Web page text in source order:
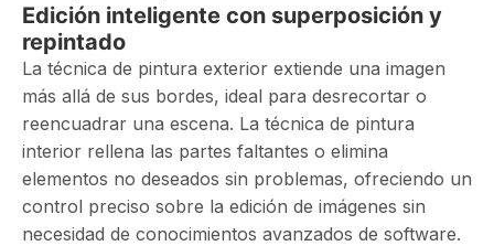
Edición inteligente con superposición y
repintado
La técnica de pintura exterior extiende una imagen
más allá de sus bordes, ideal para desrecortar o
reencuadrar una escena. La técnica de pintura
interior rellena las partes faltantes o elimina
elementos no deseados sin problemas, ofreciendo un
control preciso sobre la edición de imágenes sin
necesidad de conocimientos avanzados de software.